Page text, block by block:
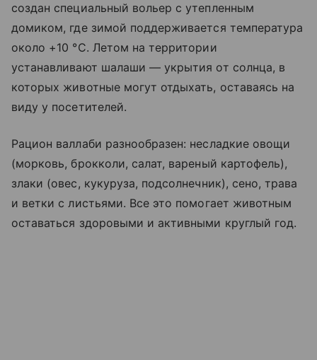
создан специальный вольер с утепленным
домиком, где зимой поддерживается температура
около +10 °C. Летом на территории
устанавливают шалаши — укрытия от солнца, в
которых животные могут отдыхать, оставаясь на
виду у посетителей.
Рацион валлаби разнообразен: несладкие овощи
(морковь, брокколи, салат, вареный картофель),
злаки (овес, кукуруза, подсолнечник), сено, трава
и ветки с листьями. Все это помогает животным
оставаться здоровыми и активными круглый год.